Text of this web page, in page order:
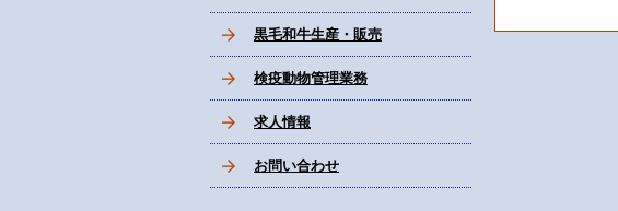
黒毛和牛生産・販売
検疫動物管理業務
求人情報
お問い合わせ